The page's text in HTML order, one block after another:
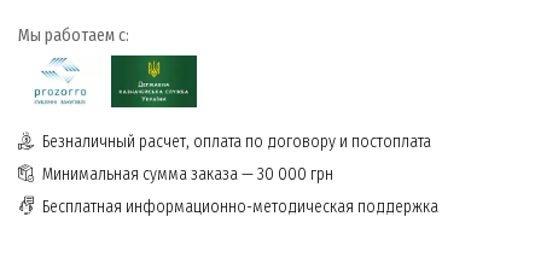
Мы работаем с:
Безналичный расчет, оплата по договору и постоплата
Минимальная сумма заказа — 30 000 грн
Бесплатная информационно-методическая поддержка